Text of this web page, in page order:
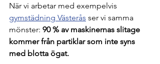
När vi arbetar med exempelvis
gymstädning Västerås ser vi samma
mönster: 90 % av maskinernas slitage
kommer från partiklar som inte syns
med blotta ögat.